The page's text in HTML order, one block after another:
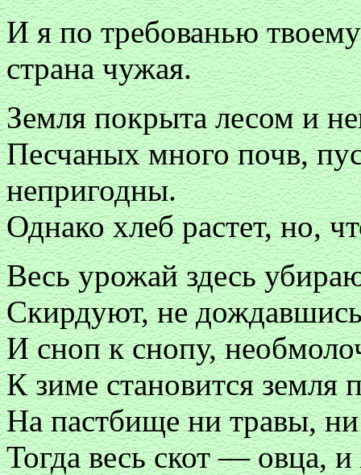
И я по требованью
страна чужая.
Земля покрыта лесом и
Песчаных много почв,
непригодны.
Однако хлеб растет, но,
Весь урожай здесь
Скирдуют, не
И сноп к снопу,
К зиме становится земля
На пастбище ни травы, ни
Тогда весь скот — овца,